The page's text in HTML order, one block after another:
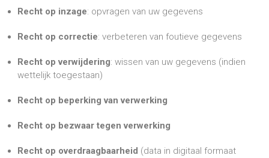
Recht op inzage: opvragen van uw gegevens
Recht op correctie: verbeteren van foutieve gegevens
Recht op verwijdering: wissen van uw gegevens (indien
wettelijk toegestaan)
Recht op beperking van verwerking
Recht op bezwaar tegen verwerking
Recht op overdraagbaarheid (data in digitaal formaat